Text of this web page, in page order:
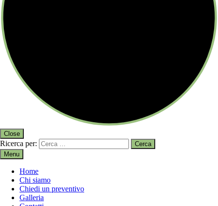
Close
Ricerca per:
Menu
Home
Chi siamo
Chiedi un preventivo
Galleria